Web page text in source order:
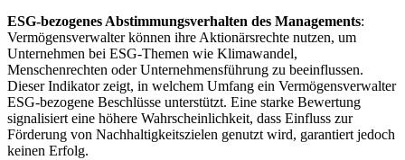
ESG-bezogenes Abstimmungsverhalten des Managements:
Vermögensverwalter können ihre Aktionärsrechte nutzen, um
Unternehmen bei ESG-Themen wie Klimawandel,
Menschenrechten oder Unternehmensführung zu beeinflussen.
Dieser Indikator zeigt, in welchem Umfang ein Vermögensverwalter
ESG-bezogene Beschlüsse unterstützt. Eine starke Bewertung
signalisiert eine höhere Wahrscheinlichkeit, dass Einfluss zur
Förderung von Nachhaltigkeitszielen genutzt wird, garantiert jedoch
keinen Erfolg.